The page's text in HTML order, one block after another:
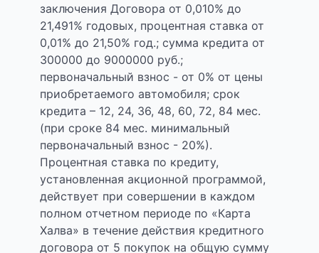
заключения Договора от 0,010% до
21,491% годовых, процентная ставка от
0,01% до 21,50% год.; сумма кредита от
300000 до 9000000 руб.;
первоначальный взнос - от 0% от цены
приобретаемого автомобиля; срок
кредита – 12, 24, 36, 48, 60, 72, 84 мес.
(при сроке 84 мес. минимальный
первоначальный взнос - 20%).
Процентная ставка по кредиту,
установленная акционной программой,
действует при совершении в каждом
полном отчетном периоде по «Карта
Халва» в течение действия кредитного
договора от 5 покупок на общую сумму